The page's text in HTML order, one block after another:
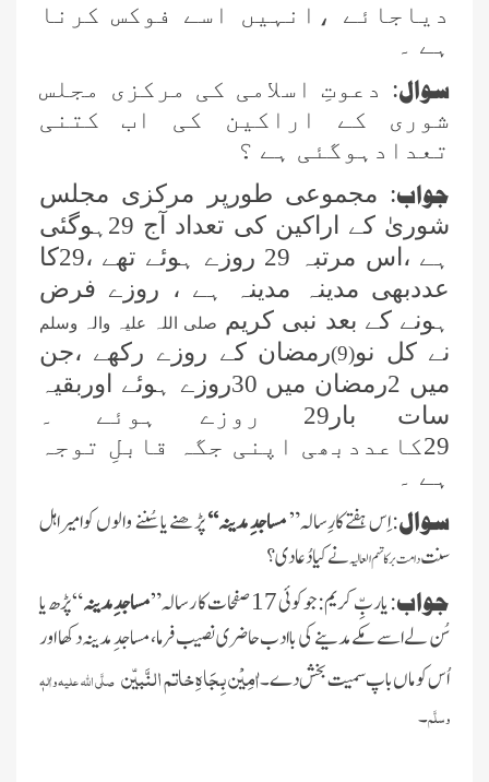
دیاجائے ،انہیں اسے فوکس کرنا
ہے ۔
سوال: دعوتِ اسلامی کی مرکزی مجلس
شوری کے اراکین کی اب کتنی
تعدادہوگئی ہے ؟
جواب: مجموعی طورپر مرکزی مجلس
شوریٰ کے اراکین کی تعداد آج 29ہوگئی
ہے ،اس مرتبہ 29 روزے ہوئے تھے ،29کا
عددبھی مدینہ مدینہ ہے ، روزے فرض
ہونے کے بعد نبی کریم
صلی اللہ علیہ والہ وسلم
نے کل نو(9)
رمضان کے روزے رکھے ،جن
میں 2رمضان میں 30روزے ہوئے اوربقیہ
سات بار29 روزے ہوئے ۔
29کاعددبھی اپنی جگہ قابلِ توجہ
ہے ۔
سوال: اِس ہفتے کارِسالہ”مساجدِ مدینہ‘‘پڑھنے یاسُننے والوں کوامیراہل
سنتدامت برکاتہم العالیہنے کیا دُعا دی ؟
جواب:یاربِّ کریم:جو کوئی17صفحات کا رسالہ”مساجدِ مدینہ“پڑھ یا
سُن لے اسے مکے مدینے کی باادب حاضری نصیب فرما، مساجدِ مدینہ دکھا اور
اُس کو ماں باپ سمیت بخش دے ۔اٰمِیْن بِجَاہِ خاتم النَّبیّن صلَّی اللہ علیہ واٰلہٖ
وسلَّم۔